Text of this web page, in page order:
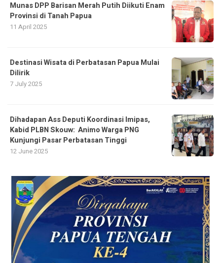
Munas DPP Barisan Merah Putih Diikuti Enam
Provinsi di Tanah Papua
11 April 2025
Destinasi Wisata di Perbatasan Papua Mulai
Dilirik
7 July 2025
Dihadapan Ass Deputi Koordinasi Imipas,
Kabid PLBN Skouw: Animo Warga PNG
Kunjungi Pasar Perbatasan Tinggi
12 June 2025